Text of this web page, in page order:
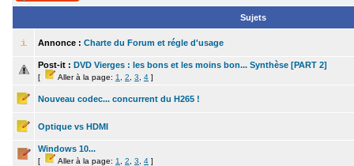
Sujets
Annonce : Charte du Forum et régle d'usage
Post-it : DVD Vierges : les bons et les moins bon... Synthèse [PART 2]
[ Aller à la page: 1 2 3 4 ]
Nouveau codec... concurrent du H265 !
Optique vs HDMI
Windows 10...
[ Aller à la page: 1 2 3 4 ]